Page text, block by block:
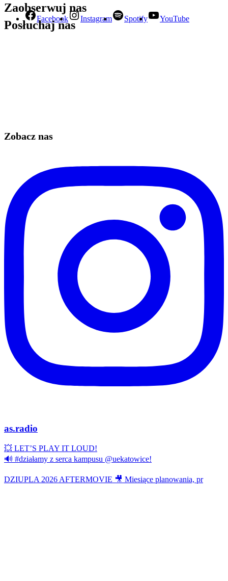
Zaobserwuj nas
Facebook Instagram Spotify YouTube
Posłuchaj nas
Zobacz nas
as.radio
💥 LET’S PLAY IT LOUD!
🔊 #działamy z serca kampusu @uekatowice!
DZIUPLA 2026 AFTERMOVIE 🎥 Miesiące planowania, pr